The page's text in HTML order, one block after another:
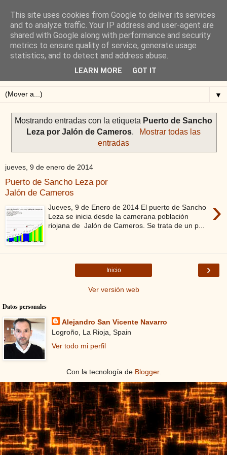
Blog de Alejandro San
Vicente
Blog sobre ciclismo: perfiles y altimetrías.
▼
Mostrando entradas con la etiqueta Puerto de Sancho
Leza por Jalón de Cameros.
Mostrar todas las
entradas
jueves, 9 de enero de 2014
Puerto de Sancho Leza por
Jalón de Cameros
›
Jueves, 9 de Enero de 2014 El puerto de Sancho
Leza se inicia desde la camerana población
riojana de Jalón de Cameros. Se trata de un p...
›
Inicio
Ver versión web
Datos personales
Alejandro San Vicente Navarro
Logroño, La Rioja, Spain
Ver todo mi perfil
Con la tecnología de Blogger.
This site uses cookies from Google to deliver its services
and to analyze traffic. Your IP address and user-agent are
shared with Google along with performance and security
metrics to ensure quality of service, generate usage
statistics, and to detect and address abuse.
LEARN MORE GOT IT